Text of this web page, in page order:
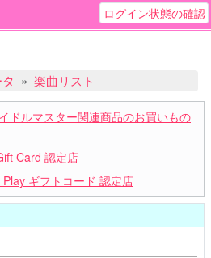
ログイン状態の確認
楽曲リスト
ドルマスター関連商品のお買いもの
Card 認定店
Play ギフトコード 認定店